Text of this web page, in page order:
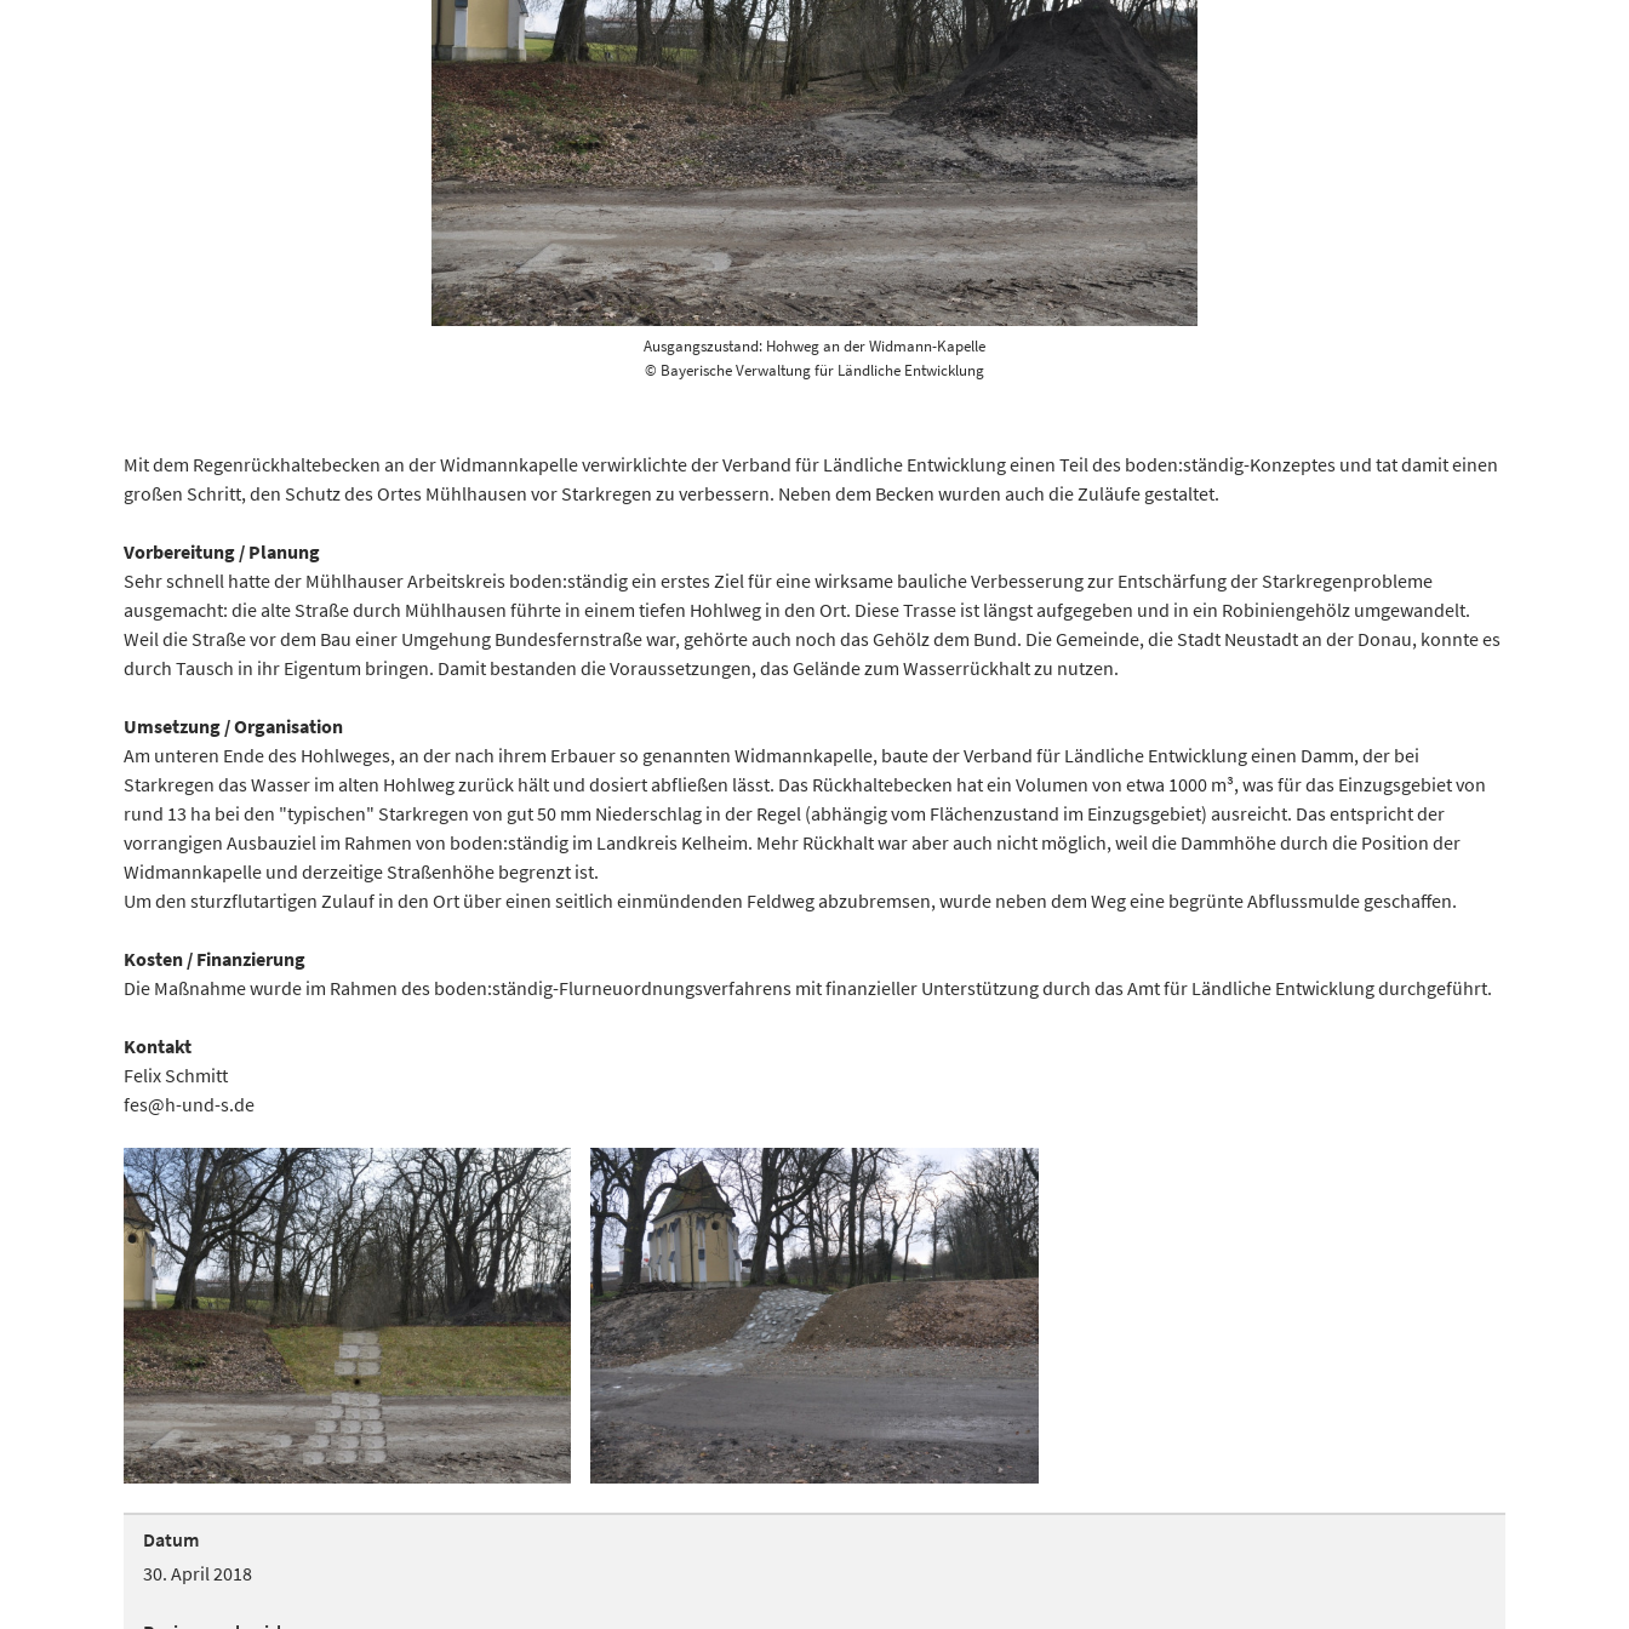
Ausgangszustand: Hohweg an der Widmann-Kapelle
© Bayerische Verwaltung für Ländliche Entwicklung
Mit dem Regenrückhaltebecken an der Widmannkapelle verwirklichte der Verband für Ländliche Entwicklung einen Teil des boden:ständig-Konzeptes und tat damit einen
großen Schritt, den Schutz des Ortes Mühlhausen vor Starkregen zu verbessern. Neben dem Becken wurden auch die Zuläufe gestaltet.
Vorbereitung / Planung
Sehr schnell hatte der Mühlhauser Arbeitskreis boden:ständig ein erstes Ziel für eine wirksame bauliche Verbesserung zur Entschärfung der Starkregenprobleme
ausgemacht: die alte Straße durch Mühlhausen führte in einem tiefen Hohlweg in den Ort. Diese Trasse ist längst aufgegeben und in ein Robiniengehölz umgewandelt.
Weil die Straße vor dem Bau einer Umgehung Bundesfernstraße war, gehörte auch noch das Gehölz dem Bund. Die Gemeinde, die Stadt Neustadt an der Donau, konnte es
durch Tausch in ihr Eigentum bringen. Damit bestanden die Voraussetzungen, das Gelände zum Wasserrückhalt zu nutzen.
Umsetzung / Organisation
Am unteren Ende des Hohlweges, an der nach ihrem Erbauer so genannten Widmannkapelle, baute der Verband für Ländliche Entwicklung einen Damm, der bei
Starkregen das Wasser im alten Hohlweg zurück hält und dosiert abfließen lässt. Das Rückhaltebecken hat ein Volumen von etwa 1000 m³, was für das Einzugsgebiet von
rund 13 ha bei den "typischen" Starkregen von gut 50 mm Niederschlag in der Regel (abhängig vom Flächenzustand im Einzugsgebiet) ausreicht. Das entspricht der
vorrangigen Ausbauziel im Rahmen von boden:ständig im Landkreis Kelheim. Mehr Rückhalt war aber auch nicht möglich, weil die Dammhöhe durch die Position der
Widmannkapelle und derzeitige Straßenhöhe begrenzt ist.
Um den sturzflutartigen Zulauf in den Ort über einen seitlich einmündenden Feldweg abzubremsen, wurde neben dem Weg eine begrünte Abflussmulde geschaffen.
Kosten / Finanzierung
Die Maßnahme wurde im Rahmen des boden:ständig-Flurneuordnungsverfahrens mit finanzieller Unterstützung durch das Amt für Ländliche Entwicklung durchgeführt.
Kontakt
Felix Schmitt
fes@h-und-s.de
Datum
30. April 2018